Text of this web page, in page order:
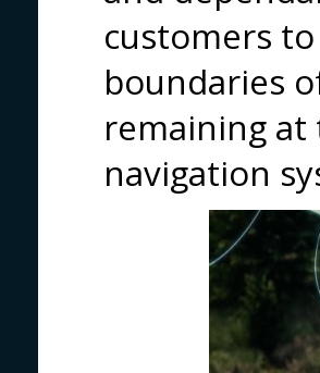
customers
boundaries
remaining
navigation